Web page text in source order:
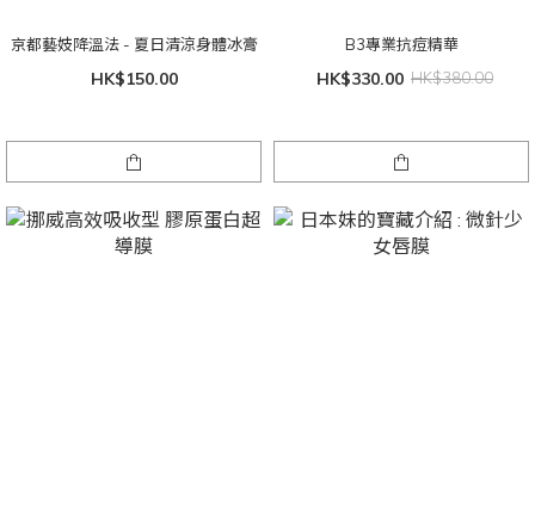
京都藝妓降溫法 - 夏日清涼身體冰膏
HK$150.00
B3專業抗痘精華
HK$330.00 HK$380.00